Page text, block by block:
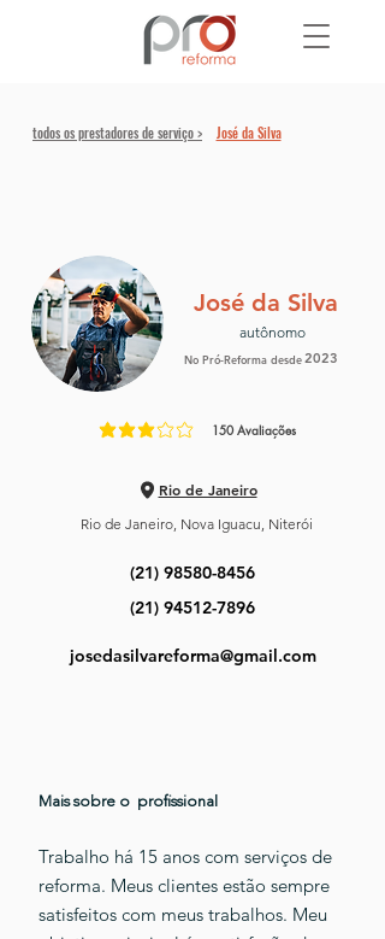
todos os prestadores de serviço > José da Silva
José da Silva
autônomo
150 Avaliações
classificação média é 3 de 5,
Rio de Janeiro
Rio de Janeiro, Nova Iguacu, Niterói
(21) 98580-8456
(21) 94512-7896
josedasilvareforma@gmail.com
No Pró-Reforma desde2023
Mais sobre o profissional
Trabalho há 15 anos com serviços de
reforma. Meus clientes estão sempre
satisfeitos com meus trabalhos. Meu